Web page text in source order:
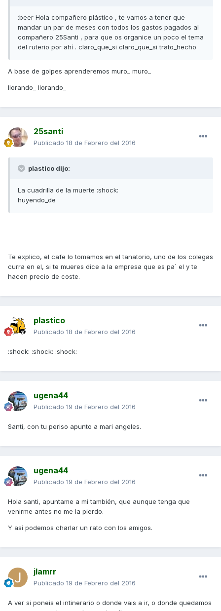
:beer Hola compañero plástico , te vamos a tener que
mandar un par de meses con todos los gastos pagados al
compañero 25Santi , para que os organice un poco el tema
del ruterio por ahí . claro_que_si claro_que_si trato_hecho
A base de golpes aprenderemos muro_ muro_
llorando_ llorando_
25santi
Publicado 18 de Febrero del 2016
plastico dijo:
La cuadrilla de la muerte :shock:
huyendo_de
Te explico, el cafe lo tomamos en el tanatorio, uno de los colegas
curra en el, si te mueres dice a la empresa que es pa´ el y te
hacen precio de coste.
plastico
Publicado 18 de Febrero del 2016
:shock: :shock: :shock:
ugena44
Publicado 19 de Febrero del 2016
Santi, con tu periso apunto a mari angeles.
ugena44
Publicado 19 de Febrero del 2016
Hola santi, apuntame a mi también, que aunque tenga que
venirme antes no me la pierdo.
Y así podemos charlar un rato con los amigos.
jlamrr
Publicado 19 de Febrero del 2016
A ver si poneis el intinerario o donde vais a ir, o donde quedamos